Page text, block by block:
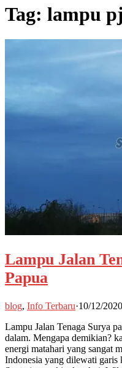
Tag: lampu
Lampu Jalan
Papua
blog, Info Terbaru·10/12/2020
Lampu Jalan Tenaga Surya
dalam. Mengapa demikian?
energi matahari yang sangat
Indonesia yang dilewati